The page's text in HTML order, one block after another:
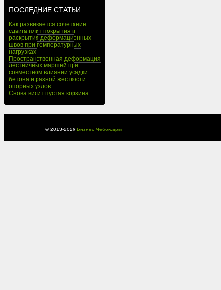
ПОСЛЕДНИЕ СТАТЬИ
Как развивается сочетание
сдвига плит покрытия и
раскрытия деформационных
швов при температурных
нагрузках
Пространственная деформация
лестничных маршей при
совместном влиянии усадки
бетона и разной жесткости
опорных узлов
Снова висит пустая корзина
© 2013-2026 Бизнес Чебоксары